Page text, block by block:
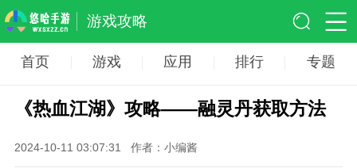
游戏攻略
首页 游戏 应用 排行 专题
《热血江湖》攻略——融灵丹获取方法
2024-10-11 03:07:31 作者：小编酱